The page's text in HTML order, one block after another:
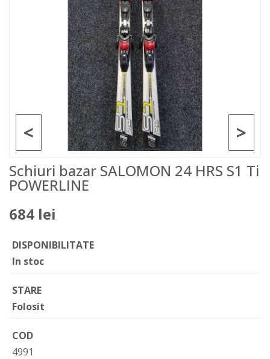
>
<
Schiuri bazar SALOMON 24 HRS S1 Ti
POWERLINE
684 lei
DISPONIBILITATE
In stoc
STARE
Folosit
COD
4991